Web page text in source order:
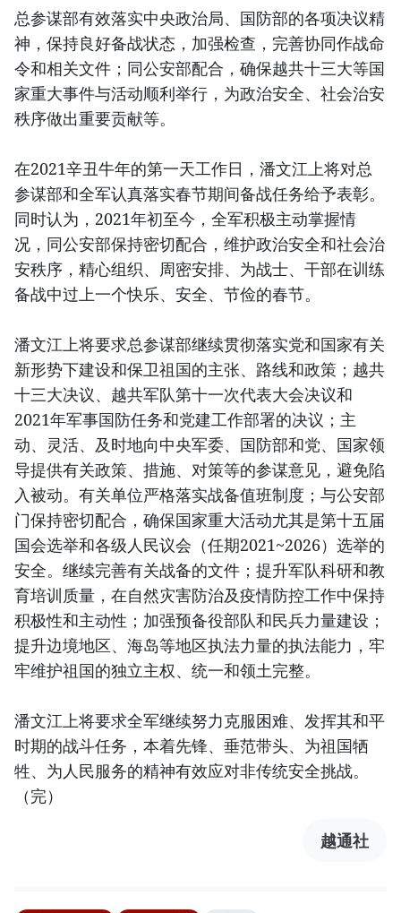
总参谋部有效落实中央政治局、国防部的各项决议精
神，保持良好备战状态，加强检查，完善协同作战命
令和相关文件；同公安部配合，确保越共十三大等国
家重大事件与活动顺利举行，为政治安全、社会治安
秩序做出重要贡献等。
在2021辛丑牛年的第一天工作日，潘文江上将对总
参谋部和全军认真落实春节期间备战任务给予表彰。
同时认为，2021年初至今，全军积极主动掌握情
况，同公安部保持密切配合，维护政治安全和社会治
安秩序，精心组织、周密安排、为战士、干部在训练
备战中过上一个快乐、安全、节俭的春节。
潘文江上将要求总参谋部继续贯彻落实党和国家有关
新形势下建设和保卫祖国的主张、路线和政策；越共
十三大决议、越共军队第十一次代表大会决议和
2021年军事国防任务和党建工作部署的决议；主
动、灵活、及时地向中央军委、国防部和党、国家领
导提供有关政策、措施、对策等的参谋意见，避免陷
入被动。有关单位严格落实战备值班制度；与公安部
门保持密切配合，确保国家重大活动尤其是第十五届
国会选举和各级人民议会（任期2021~2026）选举的
安全。继续完善有关战备的文件；提升军队科研和教
育培训质量，在自然灾害防治及疫情防控工作中保持
积极性和主动性；加强预备役部队和民兵力量建设；
提升边境地区、海岛等地区执法力量的执法能力，牢
牢维护祖国的独立主权、统一和领土完整。
潘文江上将要求全军继续努力克服困难、发挥其和平
时期的战斗任务，本着先锋、垂范带头、为祖国牺
牲、为人民服务的精神有效应对非传统安全挑战。
（完）
越通社